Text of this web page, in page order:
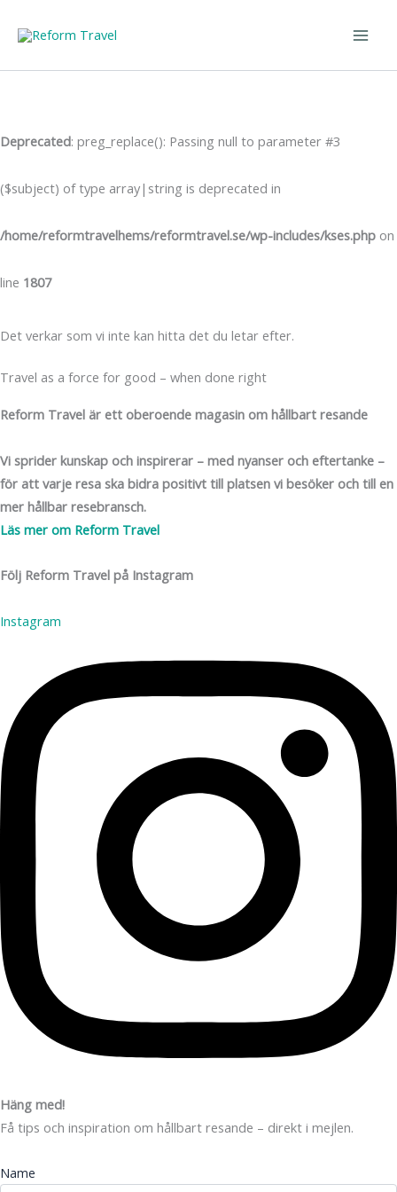
Deprecated: preg_replace(): Passing null to parameter #3
($subject) of type array|string is deprecated in
/home/reformtravelhems/reformtravel.se/wp-includes/kses.php on
line 1807
Det verkar som vi inte kan hitta det du letar efter.
Travel as a force for good – when done right
Reform Travel är ett oberoende magasin om hållbart resande
Vi sprider kunskap och inspirerar – med nyanser och eftertanke –
för att varje resa ska bidra positivt till platsen vi besöker och till en
mer hållbar resebransch.
Läs mer om Reform Travel
Följ Reform Travel på Instagram
Instagram
Häng med!
Få tips och inspiration om hållbart resande – direkt i mejlen.
Name